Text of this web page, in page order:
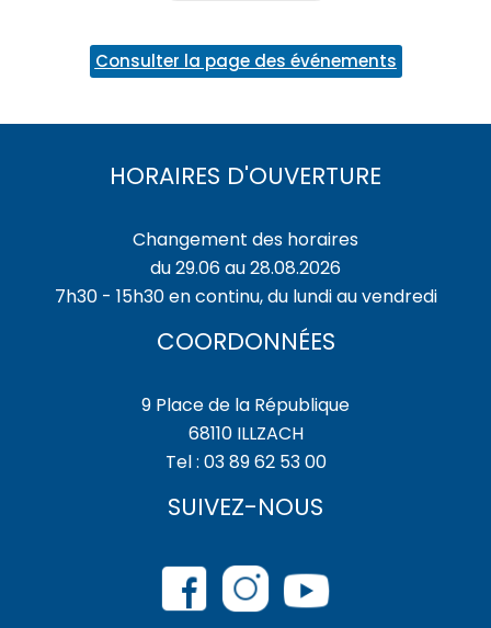
Consulter la page des événements
HORAIRES D'OUVERTURE
Changement des horaires
du 29.06 au 28.08.2026
7h30 - 15h30 en continu, du lundi au vendredi
COORDONNÉES
9 Place de la République
68110 ILLZACH
Tel : 03 89 62 53 00
SUIVEZ-NOUS